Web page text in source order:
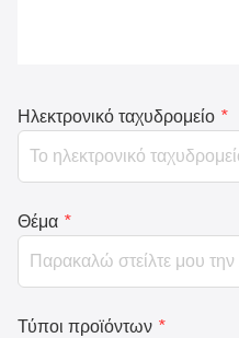
Ηλεκτρονικό ταχυδρομείο *
Θέμα *
Τύποι προϊόντων *